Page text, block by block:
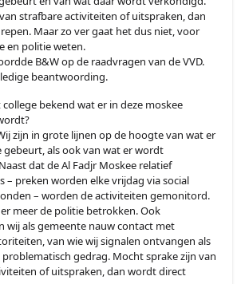
strafbare activiteiten of uitspraken, dan
Maar zo ver gaat het dus niet, voor
en politie weten.
B&W op de raadvragen van de VVD.
beantwoording.
college bekend wat er in deze moskee
zijn in grote lijnen op de hoogte van wat er
gebeurt, als ook van wat er wordt
dat de Al Fadjr Moskee relatief
– preken worden elke vrijdag via social
– worden de activiteiten gemonitord.
meer de politie betrokken. Ook
wij als gemeente nauw contact met
van wie wij signalen ontvangen als
problematisch gedrag. Mocht sprake zijn van
of uitspraken, dan wordt direct